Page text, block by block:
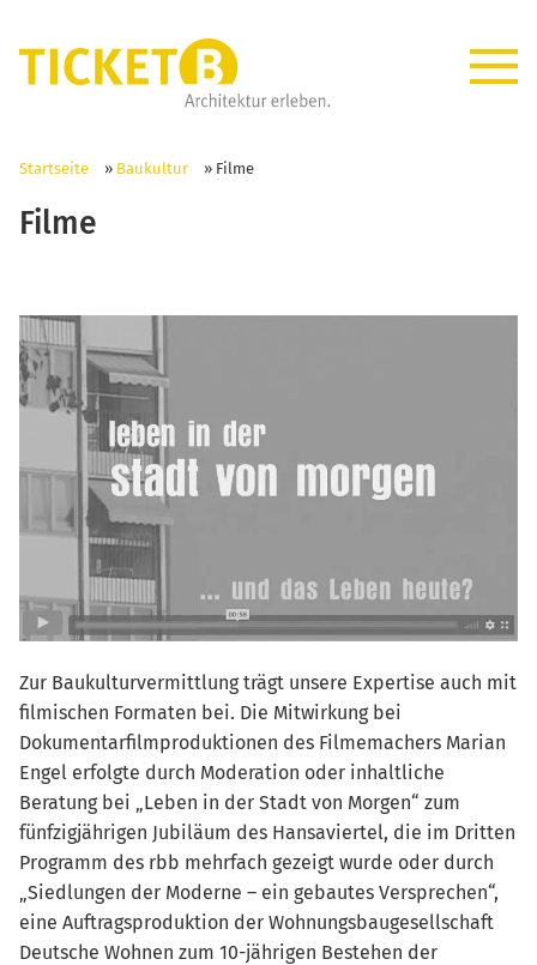
Startseite » Baukultur » Filme
Filme
Zur Baukulturvermittlung trägt unsere Expertise auch mit
filmischen Formaten bei. Die Mitwirkung bei
Dokumentarfilmproduktionen des Filmemachers Marian
Engel erfolgte durch Moderation oder inhaltliche
Beratung bei „Leben in der Stadt von Morgen“ zum
fünfzigjährigen Jubiläum des Hansaviertel, die im Dritten
Programm des rbb mehrfach gezeigt wurde oder durch
„Siedlungen der Moderne – ein gebautes Versprechen“,
eine Auftragsproduktion der Wohnungsbaugesellschaft
Deutsche Wohnen zum 10-jährigen Bestehen der